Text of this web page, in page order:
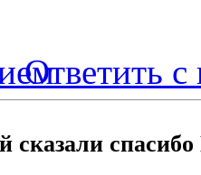
Ответить с
сказали